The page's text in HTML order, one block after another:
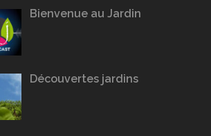
Bienvenue au Jardin
Découvertes jardins